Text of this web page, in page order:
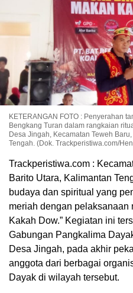
KETERANGAN FOTO : Penyerahan
Bengkang Turan dalam rangkaian
Desa Jingah, Kecamatan Teweh
Tengah. (Dok. Trackperistiwa.com/
Trackperistiwa.com :
Barito Utara, Kalimantan
budaya dan spiritual yang
meriah dengan pelaksanaan
Kakah Dow.” Kegiatan ini
Gabungan Pangkalima
Desa Jingah, pada akhir
anggota dari berbagai
Dayak di wilayah tersebut.